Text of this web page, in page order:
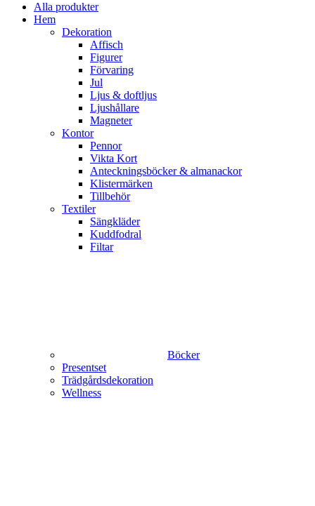
Alla produkter
Hem
Dekoration
Affisch
Figurer
Förvaring
Jul
Ljus & doftljus
Ljushållare
Magneter
Kontor
Pennor
Vikta Kort
Anteckningsböcker & almanackor
Klistermärken
Tillbehör
Textiler
Sängkläder
Kuddfodral
Filtar
Böcker
Presentset
Trädgårdsdekoration
Wellness